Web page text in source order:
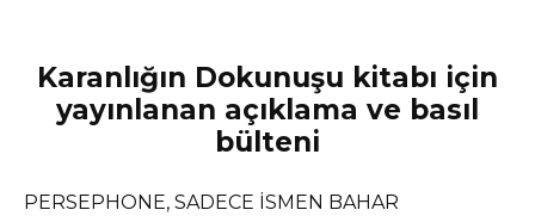
Karanlığın Dokunuşu kitabı için
yayınlanan açıklama ve basıl
bülteni
PERSEPHONE, SADECE İSMEN BAHAR